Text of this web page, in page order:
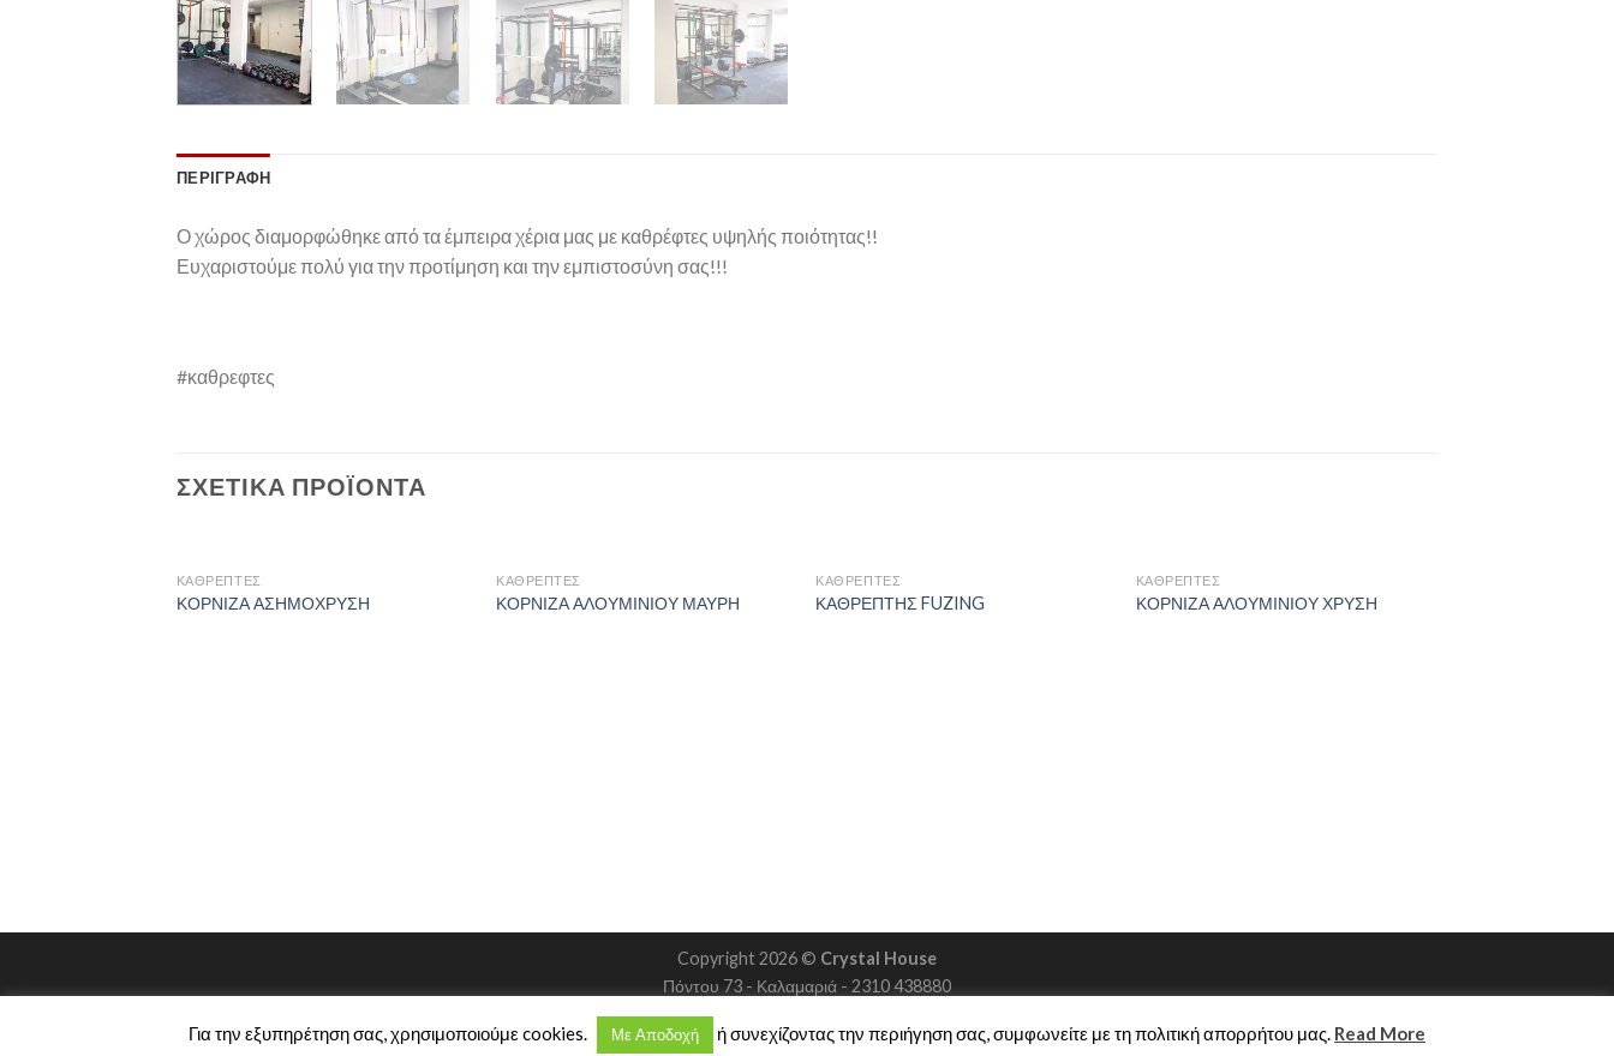
ΠΕΡΙΓΡΑΦΉ
Ο χώρος διαμορφώθηκε από τα έμπειρα χέρια μας με καθρέφτες υψηλής ποιότητας!!
Ευχαριστούμε πολύ για την προτίμηση και την εμπιστοσύνη σας!!!
#καθρεφτες
ΣΧΕΤΙΚΆ ΠΡΟΪΌΝΤΑ
ΚΑΘΡΈΠΤΕΣ
ΚΟΡΝΙΖΑ ΑΣΗΜΟΧΡΥΣΗ
ΚΑΘΡΈΠΤΕΣ
ΚΟΡΝΙΖΑ ΑΛΟΥΜΙΝΙΟΥ ΜΑΥΡΗ
ΚΑΘΡΈΠΤΕΣ
ΚΑΘΡΕΠΤΗΣ FUZING
ΚΑΘΡΈΠΤΕΣ
ΚΟΡΝΙΖΑ ΑΛΟΥΜΙΝΙΟΥ ΧΡΥΣΗ
Copyright 2026 © Crystal House
Πόντου 73 - Καλαμαριά - 2310 438880
Για την εξυπηρέτηση σας, χρησιμοποιούμε cookies. Με Αποδοχή ή συνεχίζοντας την περιήγηση σας, συμφωνείτε με τη πολιτική απορρήτου μας. Read More